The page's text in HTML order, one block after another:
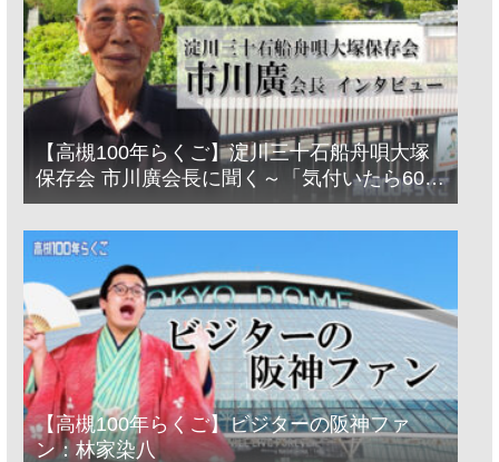
【高槻100年らくご】淀川三十石船舟唄大塚
保存会 市川廣会長に聞く～「気付いたら60年
経っとった」
【高槻100年らくご】ビジターの阪神ファ
ン：林家染八